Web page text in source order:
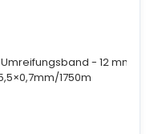
- 12 mm
1750m